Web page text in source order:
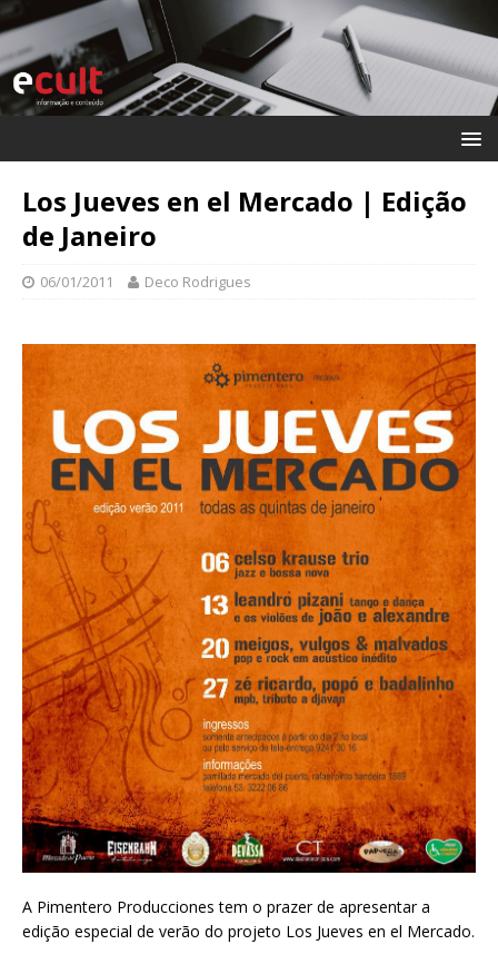
Los Jueves en el Mercado | Edição
de Janeiro
06/01/2011 Deco Rodrigues
A Pimentero Producciones tem o prazer de apresentar a
edição especial de verão do projeto Los Jueves en el Mercado.